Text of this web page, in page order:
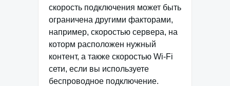
скорость подключения может быть
ограничена другими факторами,
например, скоростью сервера, на
которм расположен нужный
контент, а также скоростью Wi-Fi
сети, если вы используете
беспроводное подключение.